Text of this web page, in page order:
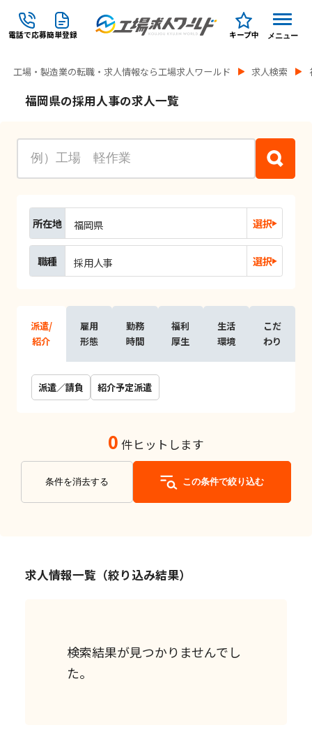
電話で応募簡単登録 キープ中 メニュー
工場・製造業の転職・求人情報なら工場求人ワールド 求人検索
福岡県の採用人事の求人一覧
所在地 福岡県 選択
職種 採用人事 選択
派遣/
紹介
雇用
形態
勤務
時間
福利
厚生
生活
環境
こだ
わり
派遣／請負 紹介予定派遣
0 件ヒットします
条件を消去する この条件で絞り込む
求人情報一覧（絞り込み結果）
検索結果が見つかりませんでし
た。